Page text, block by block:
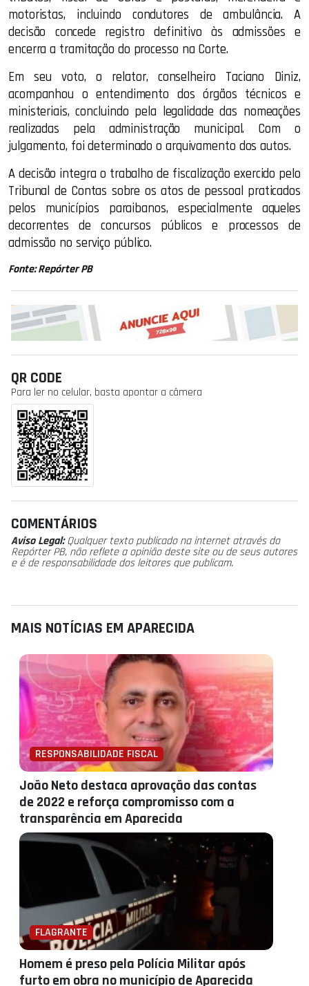
motoristas, incluindo condutores de ambulância. A
decisão concede registro definitivo às admissões e
encerra a tramitação do processo na Corte.
Em seu voto, o relator, conselheiro Taciano Diniz,
acompanhou o entendimento dos órgãos técnicos e
ministeriais, concluindo pela legalidade das nomeações
realizadas pela administração municipal. Com o
julgamento, foi determinado o arquivamento dos autos.
A decisão integra o trabalho de fiscalização exercido pelo
Tribunal de Contas sobre os atos de pessoal praticados
pelos municípios paraibanos, especialmente aqueles
decorrentes de concursos públicos e processos de
admissão no serviço público.
Fonte: Repórter PB
QR CODE
Para ler no celular, basta apontar a câmera
COMENTÁRIOS
Aviso Legal:Qualquer texto publicado na internet através do
Repórter PB, não reflete a opinião deste site ou de seus autores
e é de responsabilidade dos leitores que publicam.
MAIS NOTÍCIAS EM APARECIDA
RESPONSABILIDADE FISCAL
João Neto destaca aprovação das contas
de 2022 e reforça compromisso com a
transparência em Aparecida
FLAGRANTE
Homem é preso pela Polícia Militar após
furto em obra no município de Aparecida